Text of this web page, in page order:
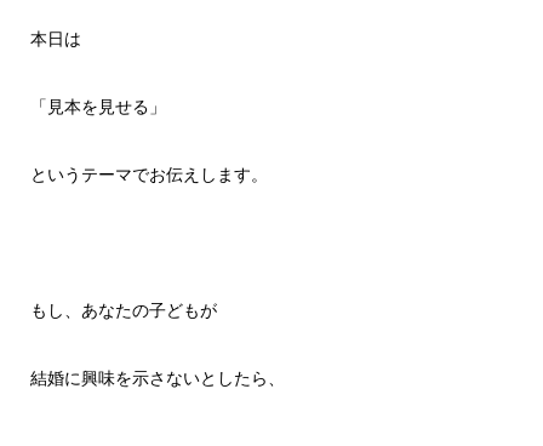
本日は
「見本を見せる」
というテーマでお伝えします。
もし、あなたの子どもが
結婚に興味を示さないとしたら、